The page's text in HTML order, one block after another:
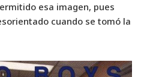
esa imagen, pues
cuando se tomó la